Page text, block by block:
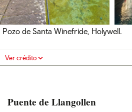
Pozo de Santa Winefride, Holywell.
Ver crédito
Puente de Llangollen